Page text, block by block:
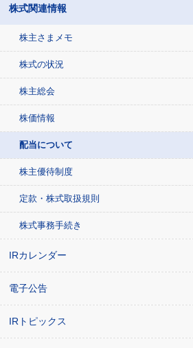
株式関連情報
株主さまメモ
株式の状況
株主総会
株価情報
配当について
株主優待制度
定款・株式取扱規則
株式事務手続き
IRカレンダー
電子公告
IRトピックス